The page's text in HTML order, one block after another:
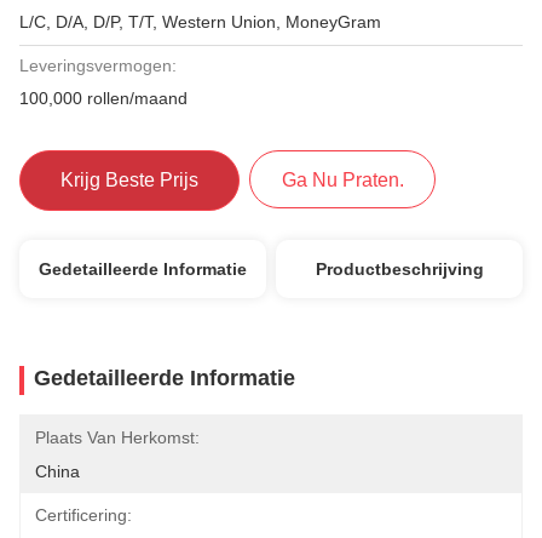
L/C, D/A, D/P, T/T, Western Union, MoneyGram
Leveringsvermogen:
100,000 rollen/maand
Krijg Beste Prijs Ga Nu Praten.
Gedetailleerde Informatie Productbeschrijving
Gedetailleerde Informatie
Plaats Van Herkomst:
China
Certificering: